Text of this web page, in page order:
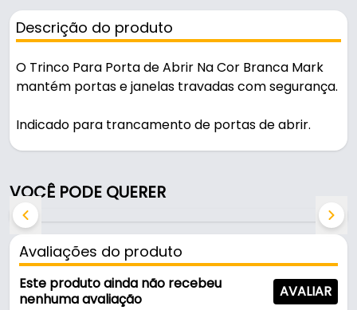
Descrição do produto
O Trinco Para Porta de Abrir Na Cor Branca Mark
mantém portas e janelas travadas com segurança.
Indicado para trancamento de portas de abrir.
Características:
- Marca: Mark
- Dimensões: 40 mm
- Fixação: Parafuso ( não inclusos)
- Produzido: Em Alumínio
- Sistema: De trava
VOCÊ PODE QUERER
Avaliações do produto
Este produto ainda não recebeu
nenhuma avaliação
AVALIAR